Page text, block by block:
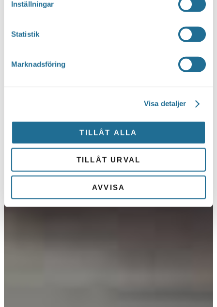
Inställningar
Statistik
Marknadsföring
Visa detaljer
TILLÅT ALLA
TILLÅT URVAL
AVVISA